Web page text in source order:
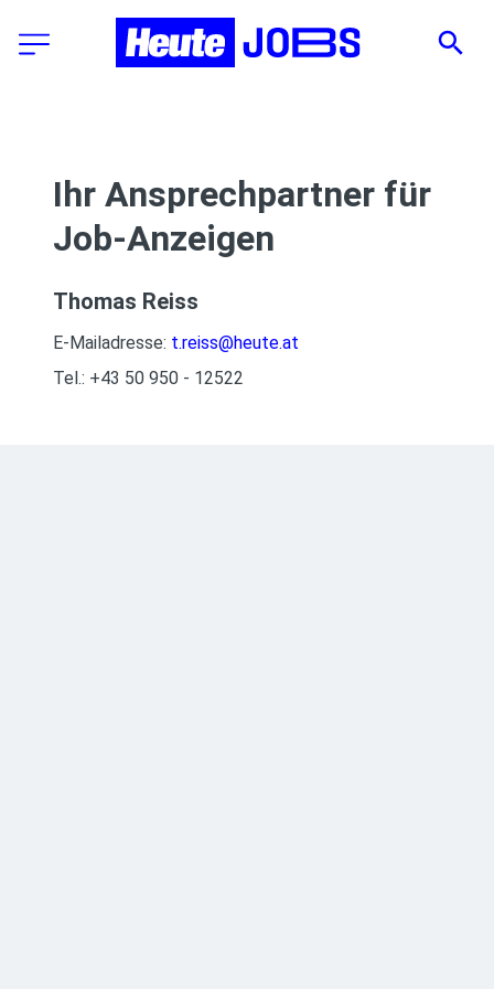
Ihr Ansprechpartner für
Job-Anzeigen
Thomas Reiss
E-Mailadresse: t.reiss@heute.at
Tel.: +43 50 950 - 12522